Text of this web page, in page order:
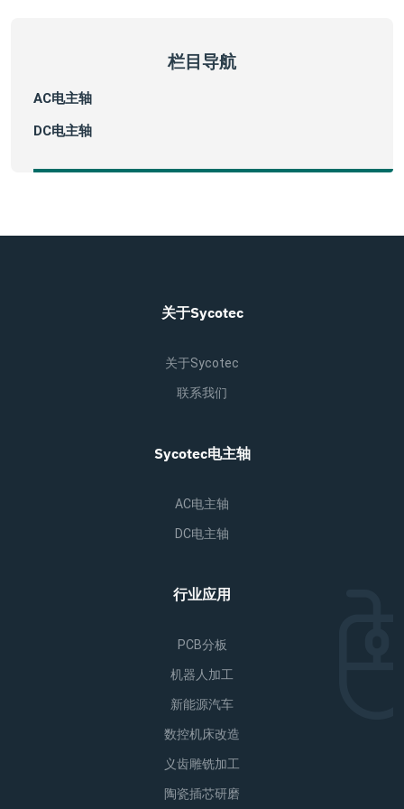
栏目导航
AC电主轴
DC电主轴
关于Sycotec
关于Sycotec
联系我们
Sycotec电主轴
AC电主轴
DC电主轴
行业应用
PCB分板
机器人加工
新能源汽车
数控机床改造
义齿雕铣加工
陶瓷插芯研磨